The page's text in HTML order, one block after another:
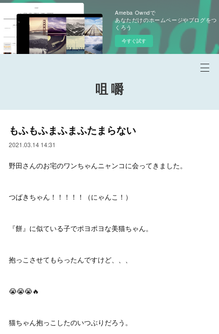
Ameba Owndで
あなただけのホームページやブログをつ
くろう
今すぐ試す
咀 嚼
もふもふまふまふたまらない
2021.03.14 14:31
野田さんのお宅のワンちゃんニャンコに会ってきました。
つばきちゃん！！！！！（にゃんこ！）
『餅』に似ている子でポヨポヨな美猫ちゃん。
抱っこさせてもらったんですけど、、、
😭😭😭🔥
猫ちゃん抱っこしたのいつぶりだろう。